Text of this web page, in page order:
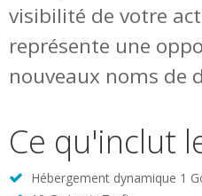
visibilité de votre
représente une
nouveaux noms de
Ce qu'inclut
Hébergement dynamique 1